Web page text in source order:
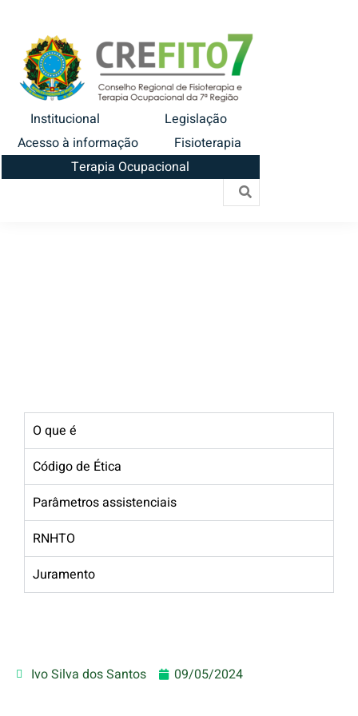
Institucional
Legislação
Acesso à informação
Fisioterapia
Terapia Ocupacional
O que é
Código de Ética
Parâmetros assistenciais
RNHTO
Juramento
Ivo Silva dos Santos 09/05/2024